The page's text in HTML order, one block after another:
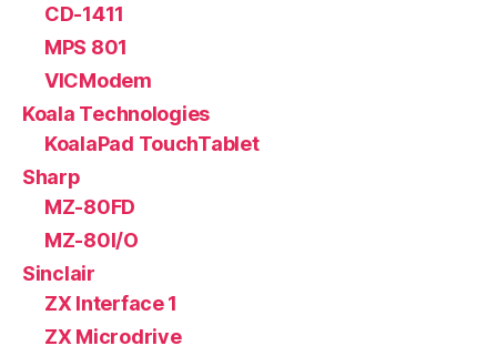
CD-1411
MPS 801
VICModem
Koala Technologies
KoalaPad TouchTablet
Sharp
MZ-80FD
MZ-80I/O
Sinclair
ZX Interface 1
ZX Microdrive